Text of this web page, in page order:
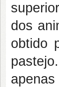
dos
obtido